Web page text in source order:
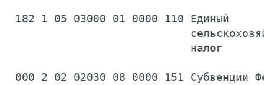
182 1 05 03000 01 0000 110 Единый
налог
000 2 02 02030 08 0000 151 Субвенции